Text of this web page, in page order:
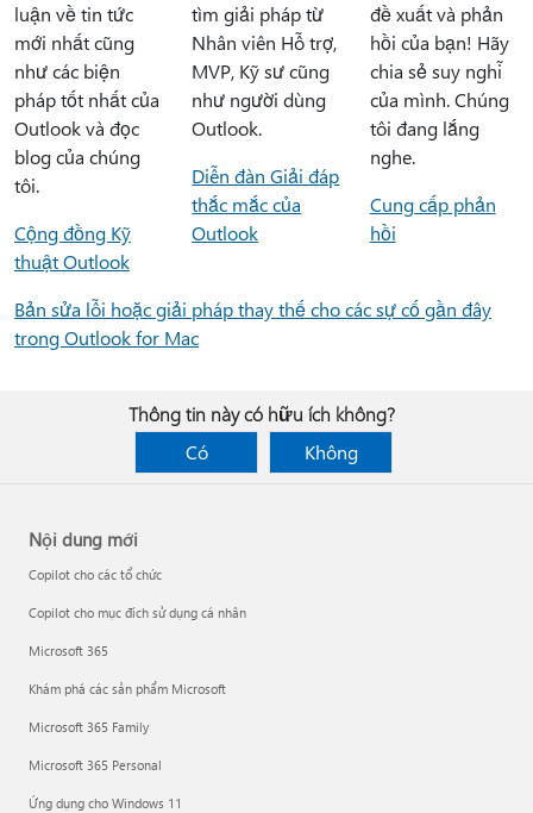
luận về tin tức
mới nhất cũng
như các biện
pháp tốt nhất của
Outlook và đọc
blog của chúng
tôi.
Cộng đồng Kỹ
thuật Outlook
tìm giải pháp từ
Nhân viên Hỗ trợ,
MVP, Kỹ sư cũng
như người dùng
Outlook.
Diễn đàn Giải đáp
thắc mắc của
Outlook
đề xuất và phản
hồi của bạn! Hãy
chia sẻ suy nghĩ
của mình. Chúng
tôi đang lắng
nghe.
Cung cấp phản
hồi
Bản sửa lỗi hoặc giải pháp thay thế cho các sự cố gần đây
trong Outlook for Mac
Thông tin này có hữu ích không?
Có
Không
Nội dung mới
Copilot cho các tổ chức
Copilot cho mục đích sử dụng cá nhân
Microsoft 365
Khám phá các sản phẩm Microsoft
Microsoft 365 Family
Microsoft 365 Personal
Ứng dụng cho Windows 11